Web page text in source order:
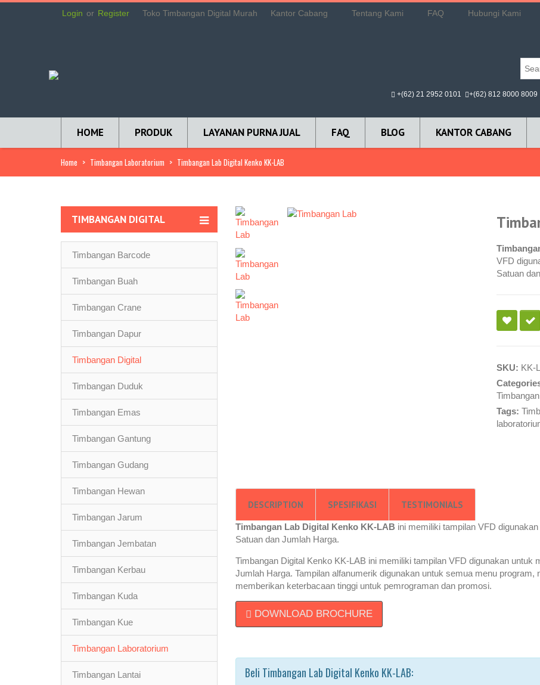
Kantor Cabang Tentang Kami FAQ Hubungi Kami
Toko Timbangan Digital Murah
Login or Register
+(62) 21 2952 0101 +(62) 812 8000 8009
HOME PRODUK LAYANAN PURNA JUAL FAQ BLOG KANTOR CABANG
Home > Timbangan Laboratorium > Timbangan Lab Digital Kenko KK-LAB
VFD
Satuan
SKU: KK-
Tags:
DESCRIPTION SPESIFIKASI TESTIMONIALS
Timbangan Lab Digital Kenko KK-LAB ini memiliki tampilan VFD
Satuan dan Jumlah Harga.
Timbangan Digital Kenko KK-LAB ini memiliki tampilan VFD digunakan untuk
Jumlah Harga. Tampilan alfanumerik digunakan untuk semua menu program,
memberikan keterbacaan tinggi untuk pemrograman dan promosi.
DOWNLOAD BROCHURE
Beli Timbangan Lab Digital Kenko KK-LAB:
TIMBANGAN DIGITAL
Timbangan Barcode
Timbangan Buah
Timbangan Crane
Timbangan Dapur
Timbangan Digital
Timbangan Duduk
Timbangan Emas
Timbangan Gantung
Timbangan Gudang
Timbangan Hewan
Timbangan Jarum
Timbangan Jembatan
Timbangan Kerbau
Timbangan Kuda
Timbangan Kue
Timbangan Laboratorium
Timbangan Lantai